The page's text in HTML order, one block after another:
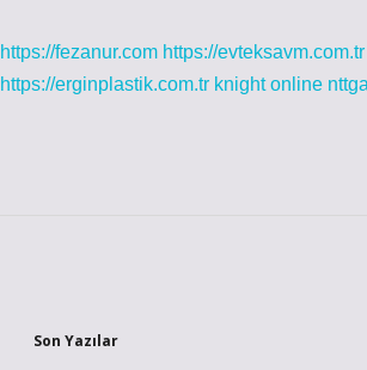
https://fezanur.com https://evteksavm.com.tr
https://erginplastik.com.tr knight online
Son Yazılar